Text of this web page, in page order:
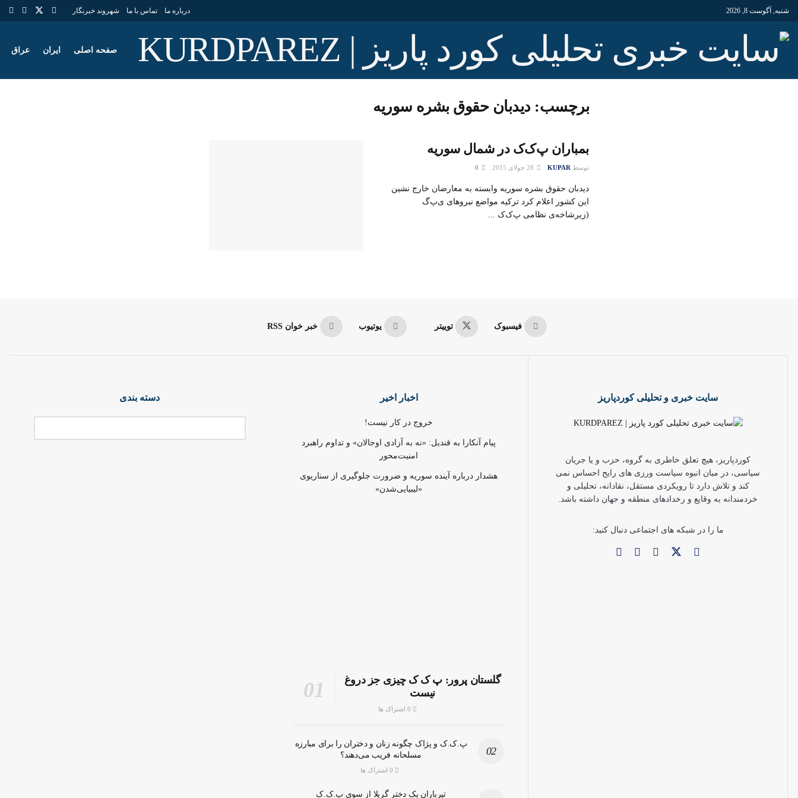
شنبه, آگوست 8, 2026 درباره ما تماس با ما شهروند خبرنگار
صفحه اصلی ایران عراق
برچسب:دیدبان حقوق بشره سوریه
بمباران پ‌ک‌ک در شمال سوریه
توسط KUPAR
دیدبان حقوق بشره سوریه وابسته به معارضان خارج نشین
این کشور اعلام کرد ترکیه مواضع نیروهای ی‌پ‌گ
(زیرشاخه‌ی نظامی پ‌ک‌ک ...
فیسبوک توییتر یوتیوب خبر خوان RSS
سایت خبری و تحلیلی کوردپاریز
کوردپاریز، هیچ تعلق خاطری به گروه، حزب و یا جریان
سیاسی، در میان انبوه سیاست ورزی های رایج احساس نمی
کند و تلاش دارد تا رویکردی مستقل، نقادانه، تحلیلی و
خردمندانه به وقایع و رخدادهای منطقه و جهان داشته باشد.
ما را در شبکه های اجتماعی دنبال کنید:
اخبار اخیر
خروج در کار نیست!
پیام آنکارا به قندیل: «نه به آزادی اوجالان» و تداوم راهبرد
امنیت‌محور
هشدار درباره آینده سوریه و ضرورت جلوگیری از سناریوی
«لیبیایی‌شدن»
گلستان پرور: پ ک ک چیزی جز دروغ
نیست
پ.ک.ک و پژاک چگونه زنان و دختران را برای مبارزه
مسلحانه فریب می‌دهند؟
تیرباران یک دختر گریلا از سوی پ.ک.ک
دسته بندی